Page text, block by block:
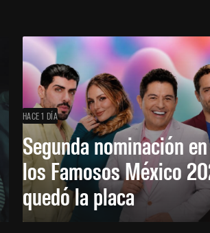
HACE 1 DÍA
Segunda nominación
los Famosos México
quedó la placa